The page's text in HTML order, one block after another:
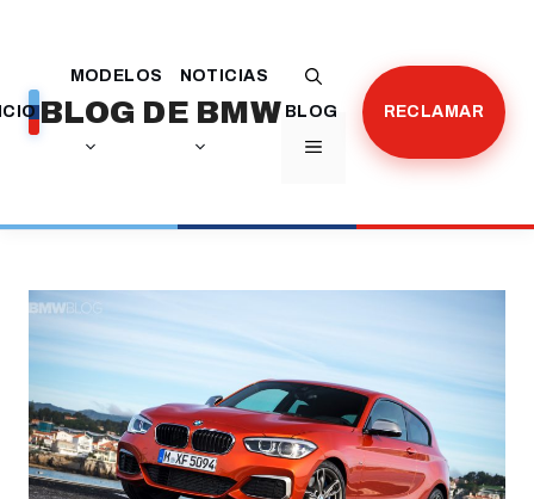
contenido
BLOG DE BMW
MENÚ
MODELOS
NOTICIAS
BLOG
RECLAMAR